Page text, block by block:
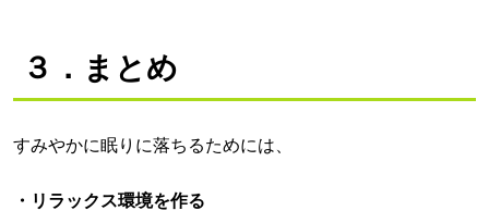
３．まとめ
すみやかに眠りに落ちるためには、
・リラックス環境を作る